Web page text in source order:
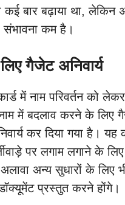
बार बढ़ाया था,
कम है।
गैजेट अनिवार्य
में नाम परिवर्तन को
में बदलाव करने के लिए
कर दिया गया है। यह
पर लगाम लगाने के लिए
अन्य सुधारों के लिए
प्रस्तुत करने होंगे।